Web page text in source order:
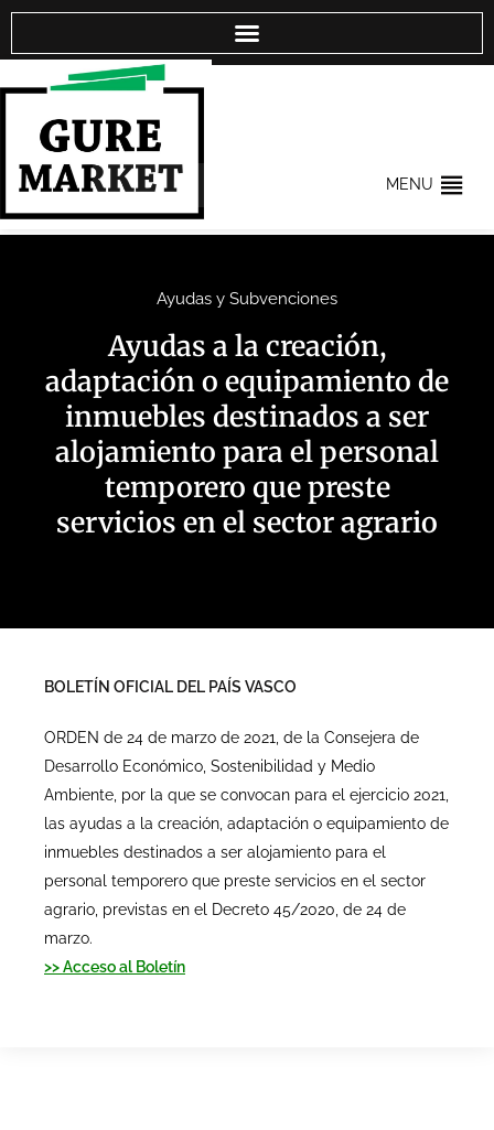
MENU
Ayudas y Subvenciones
Ayudas a la creación,
adaptación o equipamiento de
inmuebles destinados a ser
alojamiento para el personal
temporero que preste
servicios en el sector agrario
BOLETÍN OFICIAL DEL PAÍS VASCO
ORDEN de 24 de marzo de 2021, de la Consejera de
Desarrollo Económico, Sostenibilidad y Medio
Ambiente, por la que se convocan para el ejercicio 2021,
las ayudas a la creación, adaptación o equipamiento de
inmuebles destinados a ser alojamiento para el
personal temporero que preste servicios en el sector
agrario, previstas en el Decreto 45/2020, de 24 de
marzo.
>> Acceso al Boletín